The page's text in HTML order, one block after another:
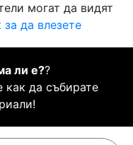
могат да видят
да влезете
ли е??
как да събирате